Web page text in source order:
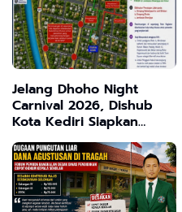
Jelang Dhoho Night
Carnival 2026, Dishub
Kota Kediri Siapkan
Skema Rekayasa Lalu
Lintas